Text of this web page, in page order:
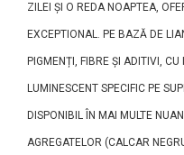
ZILEI ȘI O REDA NOAPTEA,
EXCEPTIONAL. PE BAZĂ DE
PIGMENȚI, FIBRE ȘI ADITIVI,
LUMINESCENT SPECIFIC PE
DISPONIBIL ÎN MAI MULTE
AGREGATELOR (CALCAR